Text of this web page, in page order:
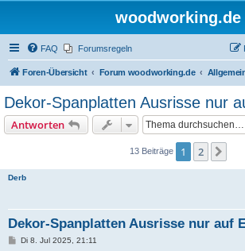
woodworking.de
FAQ Forumsregeln
Foren-Übersicht Forum woodworking.de
Dekor-Spanplatten Ausrisse nur
Antworten
13 Beiträge 1 2
Derb
Dekor-Spanplatten Ausrisse nur auf
BDi 8. Jul 2025, 21:11